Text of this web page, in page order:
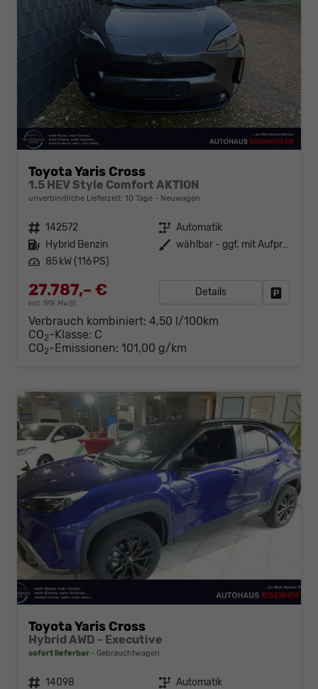
Toyota Yaris Cross
1.5 HEV Style Comfort AKTION
unverbindliche Lieferzeit: 10 Tage Neuwagen
Fahrzeugnr. 142572 Getriebe Automatik
Kraftstoff Hybrid Benzin Außenfarbe
wählbar - ggf. mit Aufpreis
Leistung 85 kW (116 PS)
27.787,– €
incl. 19% MwSt.
Details
Verbrauch kombiniert: 4,50 l/100km
CO2-Klasse: C
CO2-Emissionen: 101,00 g/km
Toyota Yaris Cross
Hybrid AWD - Executive
sofort lieferbar Gebrauchtwagen
Fahrzeugnr. 14098 Getriebe Automatik